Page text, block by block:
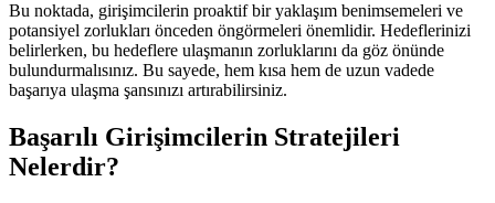
Bu noktada, girişimcilerin proaktif bir yaklaşım benimsemeleri ve
potansiyel zorlukları önceden öngörmeleri önemlidir. Hedeflerinizi
belirlerken, bu hedeflere ulaşmanın zorluklarını da göz önünde
bulundurmalısınız. Bu sayede, hem kısa hem de uzun vadede
başarıya ulaşma şansınızı artırabilirsiniz.
Başarılı Girişimcilerin Stratejileri
Nelerdir?